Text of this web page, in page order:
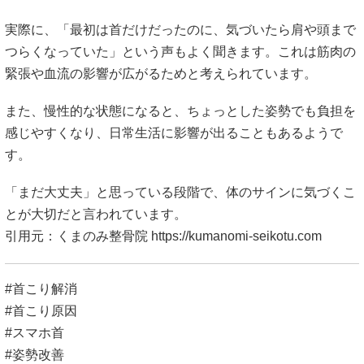
実際に、「最初は首だけだったのに、気づいたら肩や頭まで
つらくなっていた」という声もよく聞きます。これは筋肉の
緊張や血流の影響が広がるためと考えられています。
また、慢性的な状態になると、ちょっとした姿勢でも負担を
感じやすくなり、日常生活に影響が出ることもあるようで
す。
「まだ大丈夫」と思っている段階で、体のサインに気づくこ
とが大切だと言われています。
引用元：くまのみ整骨院 https://kumanomi-seikotu.com
#首こり解消
#首こり原因
#スマホ首
#姿勢改善